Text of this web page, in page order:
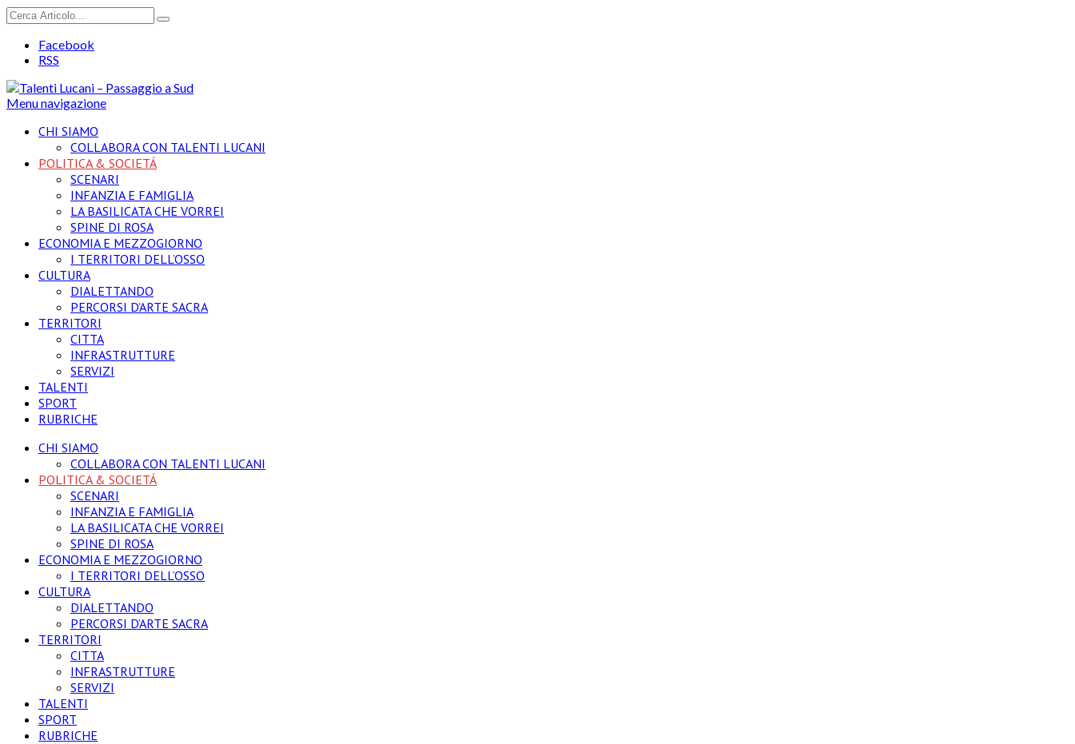
Facebook
RSS
Menu navigazione
CHI SIAMO
COLLABORA CON TALENTI LUCANI
POLITICA & SOCIETÁ
SCENARI
INFANZIA E FAMIGLIA
LA BASILICATA CHE VORREI
SPINE DI ROSA
ECONOMIA E MEZZOGIORNO
I TERRITORI DELL’OSSO
CULTURA
DIALETTANDO
PERCORSI D’ARTE SACRA
TERRITORI
CITTA
INFRASTRUTTURE
SERVIZI
TALENTI
SPORT
RUBRICHE
CHI SIAMO
COLLABORA CON TALENTI LUCANI
POLITICA & SOCIETÁ
SCENARI
INFANZIA E FAMIGLIA
LA BASILICATA CHE VORREI
SPINE DI ROSA
ECONOMIA E MEZZOGIORNO
I TERRITORI DELL’OSSO
CULTURA
DIALETTANDO
PERCORSI D’ARTE SACRA
TERRITORI
CITTA
INFRASTRUTTURE
SERVIZI
TALENTI
SPORT
RUBRICHE